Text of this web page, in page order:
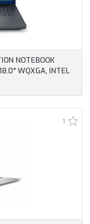
NOTEBOOK
WQXGA, INTEL
SSD, NVIDIA RTX
BILLENTYŰZET,
1